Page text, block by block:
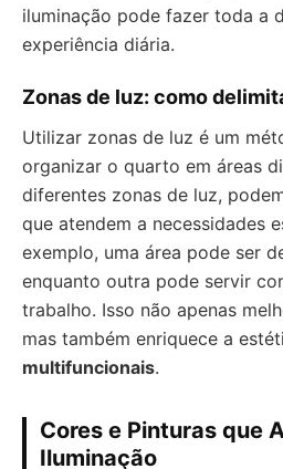
iluminação pode fazer toda a
experiência diária.
Zonas de luz: como
Utilizar zonas de luz é um
organizar o quarto em áreas
diferentes zonas de luz,
que atendem a necessidades
exemplo, uma área pode ser
enquanto outra pode servir
trabalho. Isso não apenas
mas também enriquece a
multifuncionais.
Cores e Pinturas que
Iluminação